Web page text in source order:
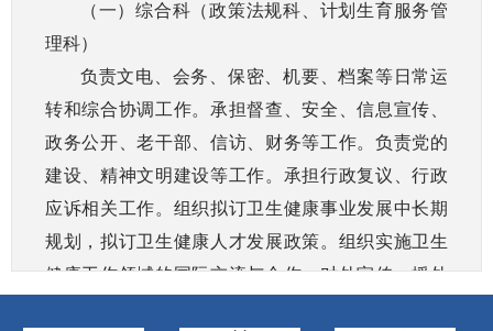
监督实施，建立医疗服务评价和监督管理体系。会
同有关部门实施卫生健康专业技术人员资格标准。
组织实施医疗服务规范、标准和卫生健康专业技术
人员执业规则、服务规范。
（八）负责计划生育管理和服务工作，开展人口
监测预警；研究提出人口与家庭发展相关政策建
议；组织实施计划生育目标管理责任制考核工作；
做好流动人口管理服务工作；指导基层计划生育工
（一）综合科（政策法规科、计划生育服务管
理科）
负责文电、会务、保密、机要、档案等日常运
转和综合协调工作。承担督查、安全、信息宣传、
政务公开、老干部、信访、财务等工作。负责党的
建设、精神文明建设等工作。承担行政复议、行政
应诉相关工作。组织拟订卫生健康事业发展中长期
规划，拟订卫生健康人才发展政策。组织实施卫生
健康工作领域的国际交流与合作、对外宣传、援外